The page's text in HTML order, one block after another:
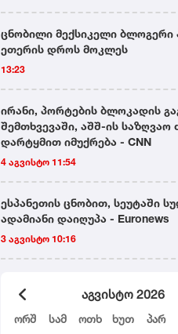
ცნობილი მექსიკელი ბლოგერი
ეთერის დროს მოკლეს
13:23
ირანი, პორტების ბლოკადის
შემთხვევაში, აშშ-ის საზღვაო
დარტყმით იმუქრება - CNN
4 აგვისტო 11:54
ესპანეთის ცნობით, სეუტაში
ადამიანი დაიღუპა - Euronews
3 აგვისტო 10:16
აგვისტო 2026
ორშ სამ ოთხ ხუთ პარ